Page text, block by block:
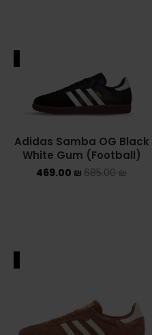
Adidas Samba OG Black
White Gum (Football)
685.00₪
469.00 ₪